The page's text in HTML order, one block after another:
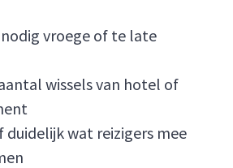
vroege of te late
wissels van hotel of
duidelijk wat reizigers mee